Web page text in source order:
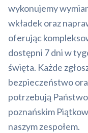
wykonujemy
wkładek oraz
oferując
dostępni 7 dni w
święta. Każde
bezpieczeństwo
potrzebują
poznańskim
naszym zespołem.